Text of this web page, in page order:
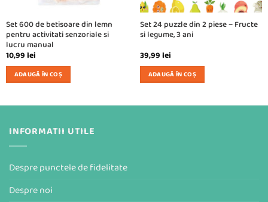
Set 600 de betisoare din lemn
pentru activitati senzoriale si
lucru manual
10,99lei
ADAUGĂ ÎN COȘ
Set 24 puzzle din 2 piese – Fructe
si legume, 3 ani
39,99lei
ADAUGĂ ÎN COȘ
INFORMATII UTILE
Despre punctele de fidelitate
Despre noi